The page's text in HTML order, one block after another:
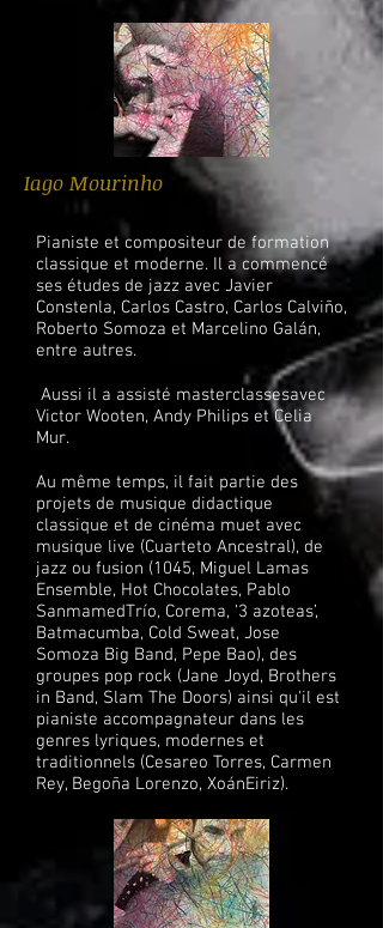
Iago Mourinho
Pianiste et compositeur de formation
classique et moderne. Il a commencé
ses études de jazz avec Javier
Constenla, Carlos Castro, Carlos Calviño,
Roberto Somoza et Marcelino Galán,
entre autres.
Aussi il a assisté masterclassesavec
Victor Wooten, Andy Philips et Celia
Mur.
Au même temps, il fait partie des
projets de musique didactique
classique et de cinéma muet avec
musique live (Cuarteto Ancestral), de
jazz ou fusion (1045, Miguel Lamas
Ensemble, Hot Chocolates, Pablo
SanmamedTrío, Corema, ‘3 azoteas’,
Batmacumba, Cold Sweat, Jose
Somoza Big Band, Pepe Bao), des
groupes pop rock (Jane Joyd, Brothers
in Band, Slam The Doors) ainsi qu'il est
pianiste accompagnateur dans les
genres lyriques, modernes et
traditionnels (Cesareo Torres, Carmen
Rey, Begoña Lorenzo, XoánEiriz).